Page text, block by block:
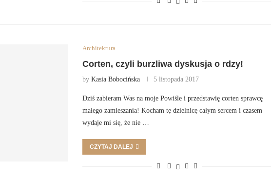
Architektura
Corten, czyli burzliwa dyskusja o rdzy!
by Kasia Bobocińska 5 listopada 2017
Dziś zabieram Was na moje Powiśle i przedstawię corten sprawcę
małego zamieszania! Kocham tę dzielnicę całym sercem i czasem
wydaje mi się, że nie …
CZYTAJ DALEJ